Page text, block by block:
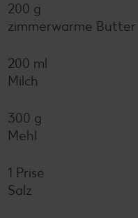
200 g
zimmerwarme Butter
200 ml
Milch
300 g
Mehl
1 Prise
Salz